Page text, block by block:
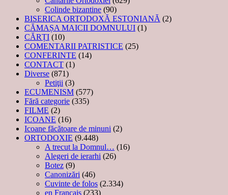
Colinde bizantine (90)
BISERICA ORTODOXĂ ESTONIANĂ (2)
CĂMAȘA MAICII DOMNULUI (1)
CĂRȚI (10)
COMENTARII PATRISTICE (25)
CONFERINTE (14)
CONTACT (1)
Diverse (871)
Petiţii (3)
ECUMENISM (577)
Fără categorie (335)
FILME (2)
ICOANE (16)
Icoane făcătoare de minuni (2)
ORTODOXIE (9.448)
A trecut la Domnul… (16)
Alegeri de ierarhi (26)
Botez (9)
Canonizări (46)
Cuvinte de folos (2.334)
en Français (233)